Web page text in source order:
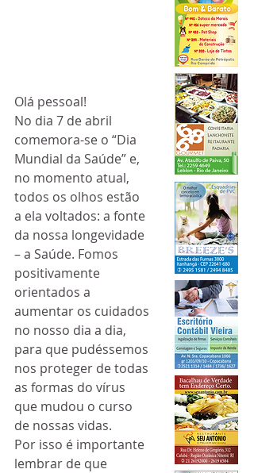
Olá pessoal!
No dia 7 de abril
comemora-se o “Dia
Mundial da Saúde” e,
no momento atual,
todos os olhos estão
a ela voltados: a fonte
da nossa longevidade
– a Saúde. Fomos
positivamente
orientados a
aumentar os cuidados
no nosso dia a dia,
para que pudéssemos
nos proteger de todas
as formas do vírus
que mudou o curso
de nossas vidas.
Por isso é importante
lembrar de que